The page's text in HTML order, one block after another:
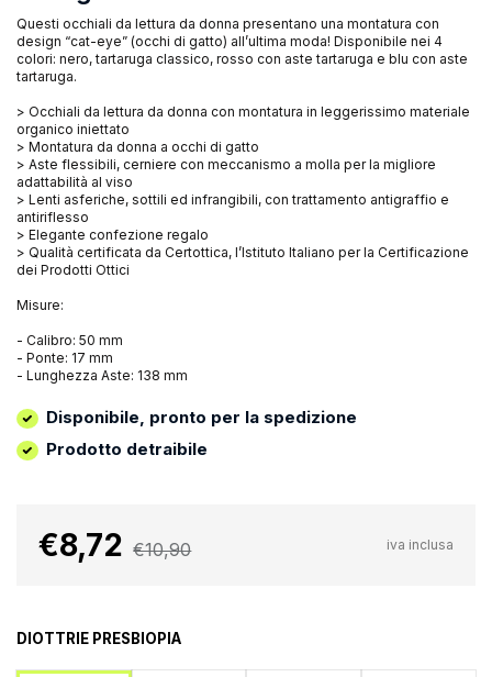
Questi occhiali da lettura da donna presentano una montatura con
design “cat-eye” (occhi di gatto) all’ultima moda! Disponibile nei 4
colori: nero, tartaruga classico, rosso con aste tartaruga e blu con aste
tartaruga.
> Occhiali da lettura da donna con montatura in leggerissimo materiale
organico iniettato
> Montatura da donna a occhi di gatto
> Aste flessibili, cerniere con meccanismo a molla per la migliore
adattabilità al viso
> Lenti asferiche, sottili ed infrangibili, con trattamento antigraffio e
antiriflesso
> Elegante confezione regalo
> Qualità certificata da Certottica, l’Istituto Italiano per la Certificazione
dei Prodotti Ottici
Misure:
- Calibro: 50 mm
- Ponte: 17 mm
- Lunghezza Aste: 138 mm
Disponibile, pronto per la spedizione
Prodotto detraibile
€8,72 €10,90 iva inclusa
DIOTTRIE PRESBIOPIA